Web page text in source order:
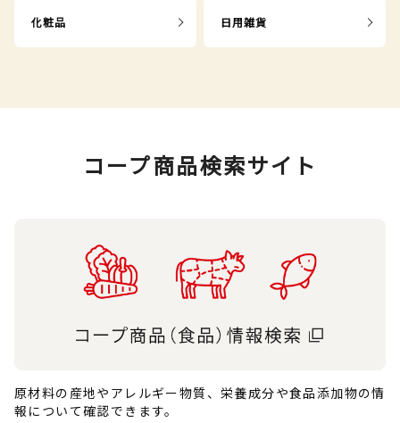
化粧品 日用雑貨
コープ商品検索サイト
原材料の産地やアレルギー物質、栄養成分や食品添加物の情
報について確認できます。